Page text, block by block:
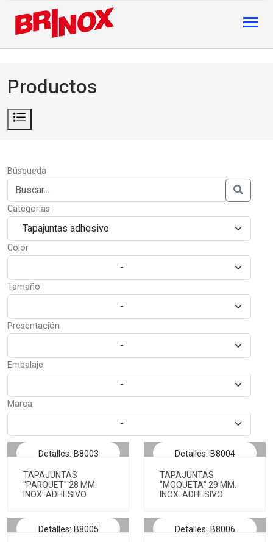
Productos
Búsqueda
Categorías
Color
-
Tamaño
-
Presentación
-
Embalaje
-
Marca
-
Detalles: B8003
TAPAJUNTAS
"PARQUET" 28 MM.
INOX. ADHESIVO
Detalles: B8004
TAPAJUNTAS
"MOQUETA" 29 MM.
INOX. ADHESIVO
Detalles: B8005 Detalles: B8006